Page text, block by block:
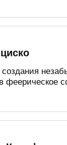
феерическое